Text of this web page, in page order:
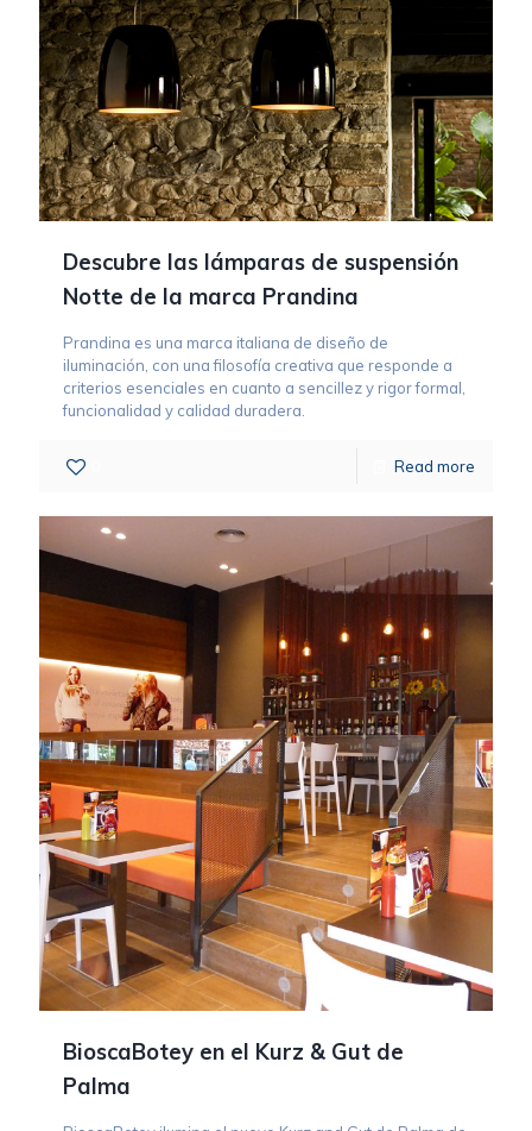
Descubre las lámparas de suspensión
Notte de la marca Prandina
Prandina es una marca italiana de diseño de
iluminación, con una filosofía creativa que responde a
criterios esenciales en cuanto a sencillez y rigor formal,
funcionalidad y calidad duradera.
Read more
BioscaBotey en el Kurz & Gut de
Palma